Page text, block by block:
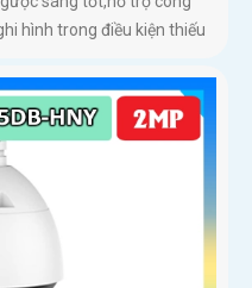
hình trong điều kiện thiếu